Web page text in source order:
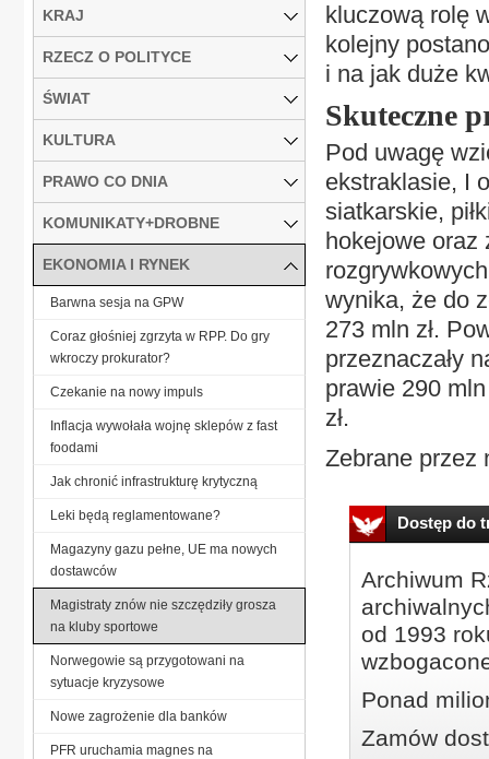
kluczową rolę
kolejny
i na jak duże
Skuteczne
Pod uwagę
ekstraklasie, I
siatkarskie,
hokejowe oraz
wynika, że do
273 mln zł.
przeznaczały
prawie 290
zł.
Zebrane przez
Dostęp do
Archiwum
od 1993
Ponad
Zamów
KRAJ
RZECZ O POLITYCE
ŚWIAT
KULTURA
PRAWO CO DNIA
KOMUNIKATY+DROBNE
EKONOMIA I RYNEK
Barwna sesja na GPW
Coraz głośniej zgrzyta w RPP. Do gry
wkroczy prokurator?
Czekanie na nowy impuls
Inflacja wywołała wojnę sklepów z fast
foodami
Jak chronić infrastrukturę krytyczną
Leki będą reglamentowane?
Magazyny gazu pełne, UE ma nowych
dostawców
Magistraty znów nie szczędziły grosza
na kluby sportowe
Norwegowie są przygotowani na
sytuacje kryzysowe
Nowe zagrożenie dla banków
PFR uruchamia magnes na